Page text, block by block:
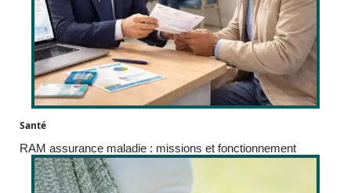
Santé
RAM assurance maladie : missions et fonctionnement